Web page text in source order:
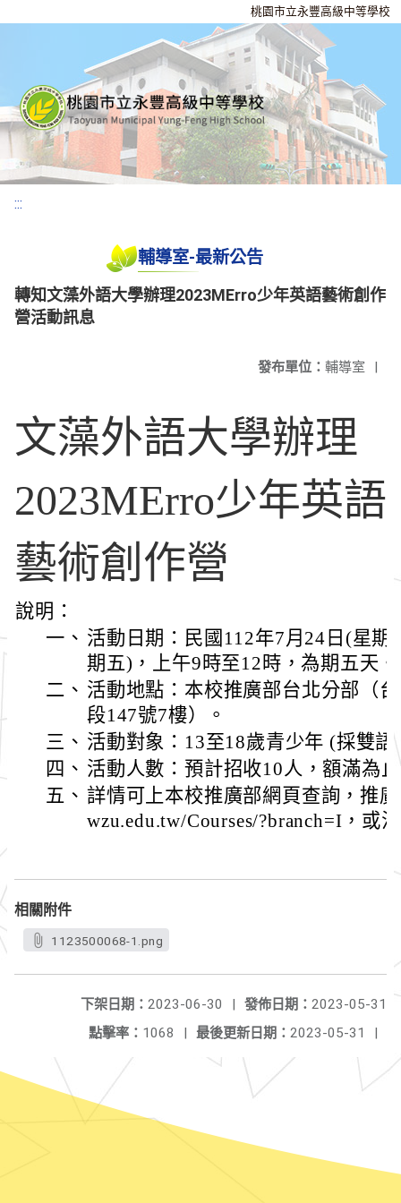
桃園市立永豐高級中等學校
:::
輔導室-最新公告
轉知文藻外語大學辦理2023MErro少年英語藝術創作
營活動訊息
發布單位： 輔導室 |
文藻外語大學辦理
2023MErro少年英語
藝術創作營
說明：
一、 活動日期：民國112年7月24日(星期
期五)，上午9時至12時，為期五天。
二、 活動地點：本校推廣部台北分部（
段147號7樓）。
三、 活動對象：13至18歲青少年 (採雙
四、 活動人數：預計招收10人，額滿為
五、 詳情可上本校推廣部網頁查詢，推
wzu.edu.tw/Courses/?branch=I，或
相關附件
1123500068-1.png
發佈日期： 2023-05-31
下架日期： 2023-06-30
|
最後更新日期： 2023-05-31 |
點擊率： 1068 |